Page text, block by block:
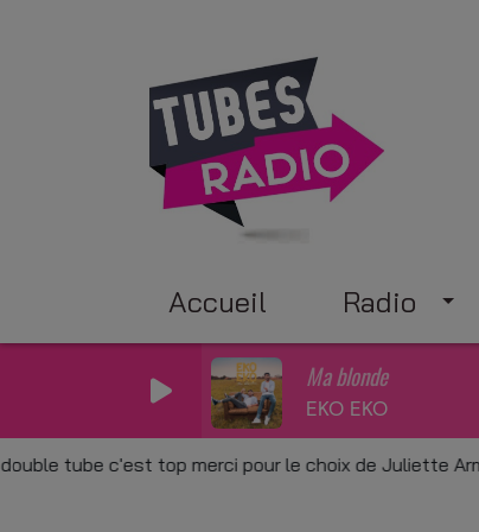
Accueil Radio
Ma blonde
EKO EKO
tube c'est top merci pour le choix de Juliette Armanet